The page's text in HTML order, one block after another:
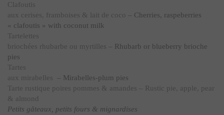
Clafoutis
aux cerises, framboises & lait de coco – Cherries, raspeberries
« clafoutis » with coconut milk
Tartelettes
briochées rhubarbe ou myrtilles – Rhubarb or blueberry brioche
pies
Tartes
aux mirabelles – Mirabelles-plum pies
Tarte rustique poires pommes & amandes – Rustic pie, apple, pear
& almond
Petits gâteaux, petits fours & mignardises